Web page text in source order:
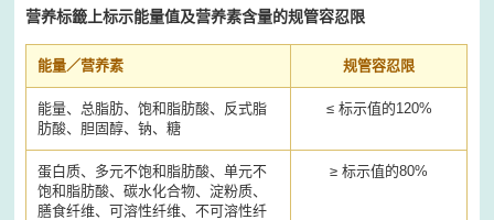
营养标籤上标示能量值及营养素含量的规管容忍限
能量／营养素 规管容忍限
能量、总脂肪、饱和脂肪酸、反式脂
肪酸、胆固醇、钠、糖
≤ 标示值的120%
蛋白质、多元不饱和脂肪酸、单元不
饱和脂肪酸、碳水化合物、淀粉质、
膳食纤维、可溶性纤维、不可溶性纤
≥ 标示值的80%